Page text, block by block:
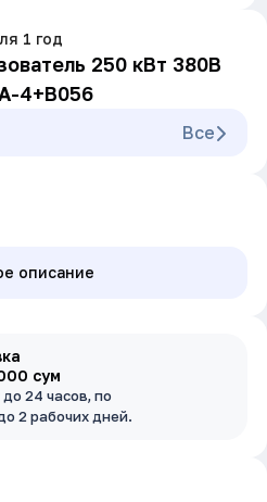
1 год
250 кВт 380В
4+B056
Все
описание
сум
24 часов, по
2 рабочих дней.